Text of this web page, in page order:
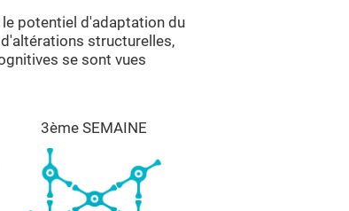
potentiel d'adaptation du
structurelles,
se sont vues
3ème SEMAINE